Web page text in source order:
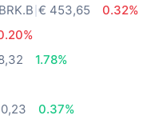
BRK.B € 453,65
0.32%
1.78%
0.37%